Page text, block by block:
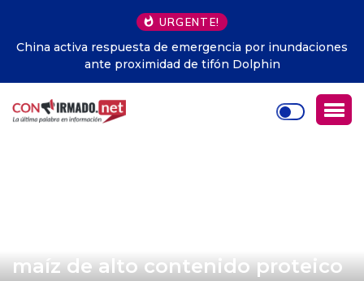
URGENTE!
China activa respuesta de emergencia por inundaciones
ante proximidad de tifón Dolphin
maíz de alto contenido proteico